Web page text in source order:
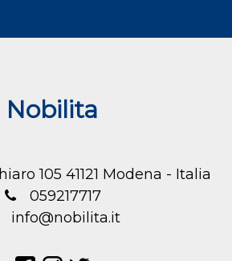
Nobilita
105 41121 Modena - Italia
059217717
info@nobilita.it